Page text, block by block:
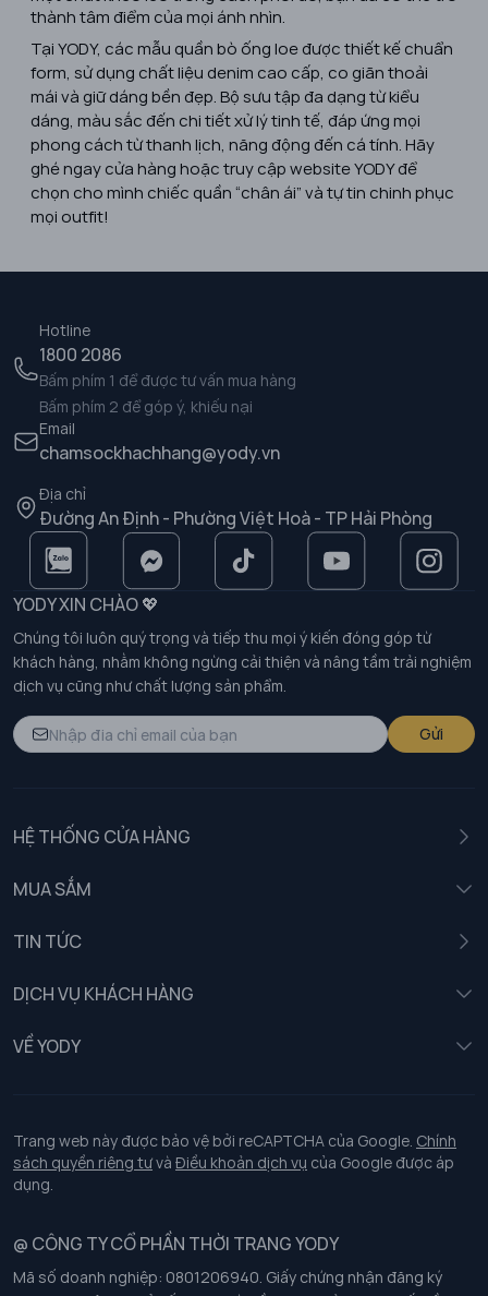
thành tâm điểm của mọi ánh nhìn.
Tại YODY, các mẫu quần bò ống loe được thiết kế chuẩn
form, sử dụng chất liệu denim cao cấp, co giãn thoải
mái và giữ dáng bền đẹp. Bộ sưu tập đa dạng từ kiểu
dáng, màu sắc đến chi tiết xử lý tinh tế, đáp ứng mọi
phong cách từ thanh lịch, năng động đến cá tính. Hãy
ghé ngay cửa hàng hoặc truy cập website YODY để
chọn cho mình chiếc quần “chân ái” và tự tin chinh phục
mọi outfit!
Hotline
1800 2086
Bấm phím 1 để được tư vấn mua hàng
Bấm phím 2 để góp ý, khiếu nại
Email
chamsockhachhang@yody.vn
Địa chỉ
Đường An Định - Phường Việt Hoà - TP Hải Phòng
YODY XIN CHÀO 💖
Chúng tôi luôn quý trọng và tiếp thu mọi ý kiến đóng góp từ
khách hàng, nhằm không ngừng cải thiện và nâng tầm trải nghiệm
dịch vụ cũng như chất lượng sản phẩm.
Gửi
HỆ THỐNG CỬA HÀNG
MUA SẮM
TIN TỨC
DỊCH VỤ KHÁCH HÀNG
Chính sách khách hàng thân thiết
Chính sách bảo vệ dữ liệu cá nhân
Chính sách thanh toán, giao nhận
Chính sách chất lượng và an toàn sức khoẻ nghề nghiệp
Chính sách đơn đồng phục
VỀ YODY
Tuyển dụng
Trang web này được bảo vệ bởi reCAPTCHA của Google. Chính
sách quyền riêng tưvà Điều khoản dịch vụ của Google được áp
dụng.
@ CÔNG TY CỔ PHẦN THỜI TRANG YODY
Mã số doanh nghiệp: 0801206940. Giấy chứng nhận đăng ký